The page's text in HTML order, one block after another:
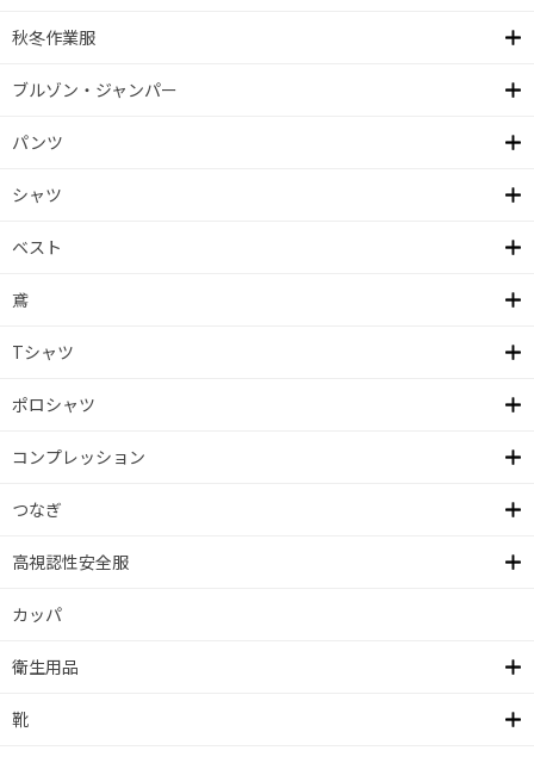
秋冬作業服
ブルゾン・ジャンパー
パンツ
シャツ
ベスト
鳶
Tシャツ
ポロシャツ
コンプレッション
つなぎ
高視認性安全服
カッパ
衛生用品
靴